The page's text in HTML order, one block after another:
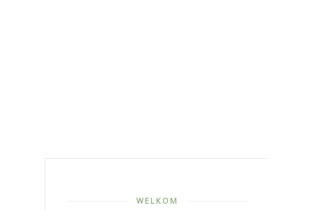
WELKOM